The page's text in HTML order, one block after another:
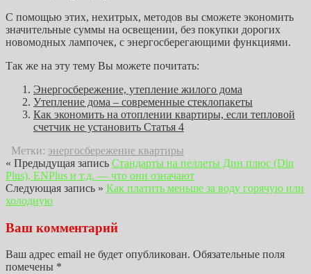
С помощью этих, нехитрых, методов вы сможете экономить
значительные суммы на освещении, без покупки дорогих
новомодных лампочек, с энергосберегающими функциями.
Так же на эту тему Вы можете почитать:
Энергосбережение, утепление жилого дома
Утепление дома – современные стеклопакеты
Как экономить на отоплении квартиры, если тепловой
счетчик не установить Статья 4
Метки: энергосбережение квартиры
« Предыдущая запись Стандарты на пеллеты Дин плюс (Din
Plus), ENPlus и т.д. — что они означают
Следующая запись » Как платить меньше за воду горячую или
холодную
Ваш комментарий
Ваш адрес email не будет опубликован. Обязательные поля
помечены *